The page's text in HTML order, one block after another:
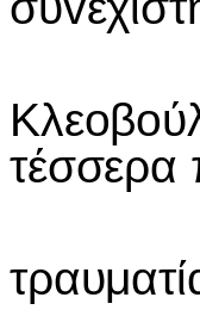
Κατά
Κλεoβo
τέσσερα